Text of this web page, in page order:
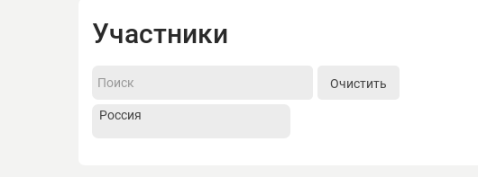
Участники
Очистить